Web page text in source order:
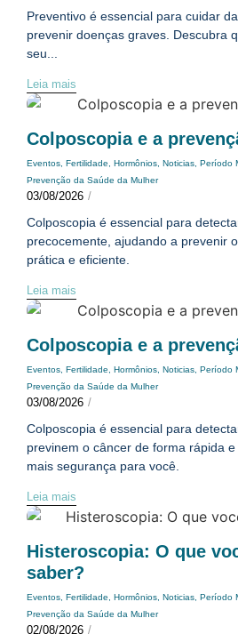
Preventivo é essencial para cuidar
prevenir doenças graves. Descubra
seu...
Leia mais
Colposcopia e a
Eventos, Fertilidade, Hormônios, Noticias, Período
Prevenção da Saúde da Mulher
03/08/2026 /
Colposcopia é essencial para
precocemente, ajudando a prevenir
prática e eficiente.
Leia mais
Colposcopia e a
Eventos, Fertilidade, Hormônios, Noticias, Período
Prevenção da Saúde da Mulher
03/08/2026 /
Colposcopia é essencial para
previnem o câncer de forma rápida
mais segurança para você.
Leia mais
Histeroscopia: O que
saber?
Eventos, Fertilidade, Hormônios, Noticias, Período
Prevenção da Saúde da Mulher
02/08/2026 /